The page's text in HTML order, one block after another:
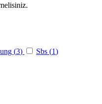
(3) Sbs (1)